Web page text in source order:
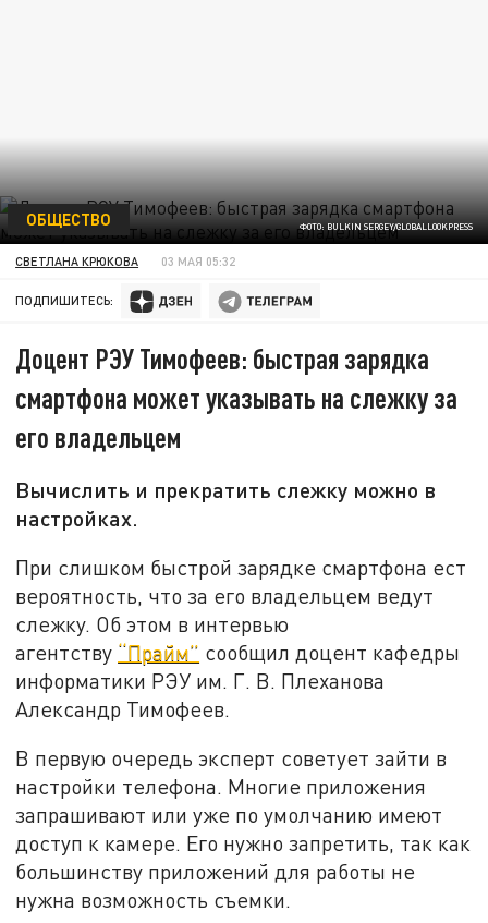
ФОТО: BULKIN SERGEY/GLOBALLOOKPRESS
ОБЩЕСТВО
СВЕТЛАНА КРЮКОВА 03 МАЯ 05:32
ПОДПИШИТЕСЬ:
Доцент РЭУ Тимофеев: быстрая зарядка
смартфона может указывать на слежку за
его владельцем
Вычислить и прекратить слежку можно в
настройках.
При слишком быстрой зарядке смартфона ест
вероятность, что за его владельцем ведут
слежку. Об этом в интервью
агентству “Прайм” сообщил доцент кафедры
информатики РЭУ им. Г. В. Плеханова
Александр Тимофеев.
В первую очередь эксперт советует зайти в
настройки телефона. Многие приложения
запрашивают или уже по умолчанию имеют
доступ к камере. Его нужно запретить, так как
большинству приложений для работы не
нужна возможность съемки.